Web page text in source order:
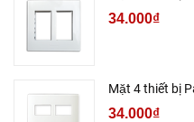
34.000₫
Mặt 4 thiết bị
34.000₫